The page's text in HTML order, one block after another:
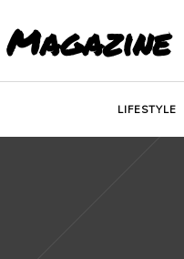
LIFESTYLE